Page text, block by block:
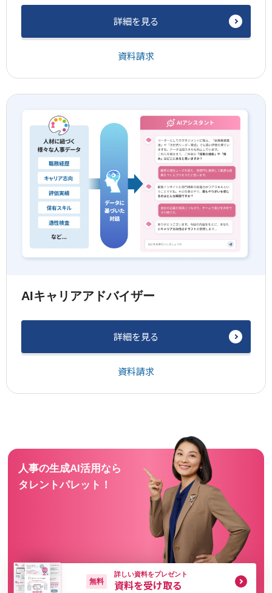
詳細を見る
資料請求
AIキャリアアドバイザー
詳細を見る
資料請求
人事の生成AI活用なら
タレントパレット！
無料
詳しい資料をプレゼント
資料を受け取る